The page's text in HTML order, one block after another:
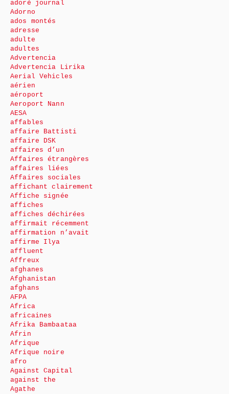
adoré journal
Adorno
ados montés
adresse
adulte
adultes
Advertencia
Advertencia Lirika
Aerial Vehicles
aérien
aéroport
Aeroport Nann
AESA
affables
affaire Battisti
affaire DSK
affaires d’un
Affaires étrangères
affaires liées
Affaires sociales
affichant clairement
Affiche signée
affiches
affiches déchirées
affirmait récemment
affirmation n’avait
affirme Ilya
affluent
Affreux
afghanes
Afghanistan
afghans
AFPA
Africa
africaines
Afrika Bambaataa
Afrin
Afrique
Afrique noire
afro
Against Capital
against the
Agathe